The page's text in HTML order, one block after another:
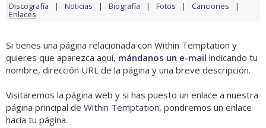
Discografía Noticias Biografía Fotos Canciones
Enlaces
Si tienes una página relacionada con Within Temptation y
quieres que aparezca aquí, mándanos un e-mail indicando tu
nombre, dirección URL de la página y una breve descripción.
Visitaremos la página web y si has puesto un enlace a nuestra
página principal de Within Temptation, pondremos un enlace
hacia tu página.